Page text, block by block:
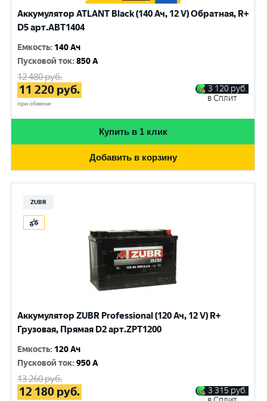
Аккумулятор ATLANT Black (140 Ач, 12 V) Обратная, R+
D5 арт.ABT1404
Емкость: 140 Ач
Пусковой ток:850 A
12 480руб.
11 220 руб.
при обмене
3 120 руб.
в Сплит
Купить в 1 клик
Добавить в корзину
ZUBR
Аккумулятор ZUBR Professional (120 Ач, 12 V) R+
Грузовая, Прямая D2 арт.ZPT1200
Емкость: 120 Ач
Пусковой ток:950 A
13 260руб.
12 180 руб. 3 315 руб.